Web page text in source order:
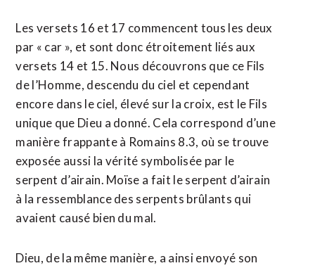
Les versets 16 et 17 commencent tous les deux
par « car », et sont donc étroitement liés aux
versets 14 et 15. Nous découvrons que ce Fils
de l’Homme, descendu du ciel et cependant
encore dans le ciel, élevé sur la croix, est le Fils
unique que Dieu a donné. Cela correspond d’une
manière frappante à Romains 8.3, où se trouve
exposée aussi la vérité symbolisée par le
serpent d’airain. Moïse a fait le serpent d’airain
à la ressemblance des serpents brûlants qui
avaient causé bien du mal.
Dieu, de la même manière, a ainsi envoyé son